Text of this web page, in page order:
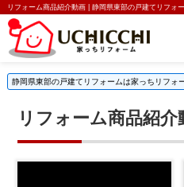
リフォーム商品紹介動画 | 静岡県東部の戸建てリフォ
静岡県東部の戸建てリフォームは家っちリフォ
リフォーム商品紹介